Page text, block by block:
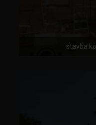
stavba